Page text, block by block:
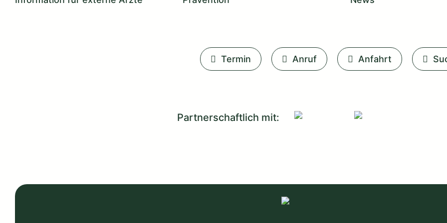
Termin Anruf Anfahrt
Partnerschaftlich mit: